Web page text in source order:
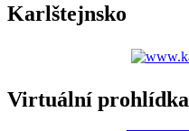
Karlštejnsko
Virtuální prohlídka